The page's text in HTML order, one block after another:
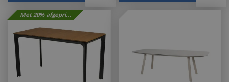
Met 20% afgeprijsd